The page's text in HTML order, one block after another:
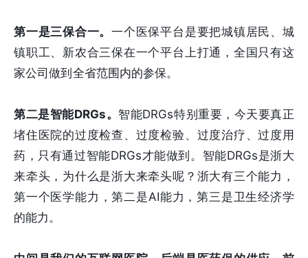
第一是三保合一。一个医保平台是要把城镇居民、城
镇职工、新农合三保在一个平台上打通，全国只有这
家公司做到全省范围内的参保。
第二是智能DRGs。 智能DRGs特别重要，今天要真正
堵住医院的过度检查、过度检验、过度治疗、过度用
药，只有通过智能DRGs才能做到。智能DRGs是浙大
来牵头，为什么是浙大来牵头呢？浙大有三个能力，
第一个医学能力，第二是AI能力，第三是卫生经济学
的能力。